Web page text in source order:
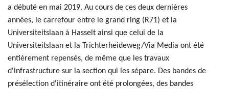
a débuté en mai 2019. Au cours de ces deux dernières
années, le carrefour entre le grand ring (R71) et la
Universiteitslaan à Hasselt ainsi que celui de la
Universiteitslaan et la Trichterheideweg/Via Media ont été
entièrement repensés, de même que les travaux
d'infrastructure sur la section qui les sépare. Des bandes de
présélection d'itinéraire ont été prolongées, des bandes